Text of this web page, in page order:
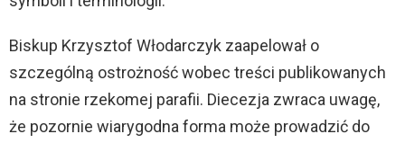
Biskup Krzysztof Włodarczyk zaapelował o
szczególną ostrożność wobec treści publikowanych
na stronie rzekomej parafii. Diecezja zwraca uwagę,
że pozornie wiarygodna forma może prowadzić do